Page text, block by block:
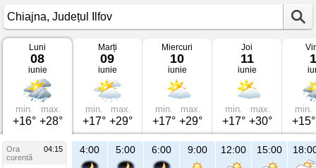
Vremea
Chiajna
08
iunie
2026
Județul
Ilfov
Luni
08
iunie
min.
+16°
max.
+28°
Marți
09
iunie
min.
+17°
max.
+29°
Miercuri
10
iunie
min.
+17°
max.
+29°
Joi
11
iunie
min.
+17°
max.
+30°
min.
+15°
Ora
04:15
curentă
4:00 5:00 6:00 9:00 12:00 15:00